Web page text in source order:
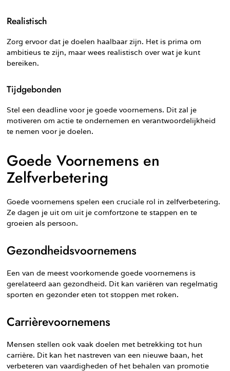
Realistisch
Zorg ervoor dat je doelen haalbaar zijn. Het is prima om
ambitieus te zijn, maar wees realistisch over wat je kunt
bereiken.
Tijdgebonden
Stel een deadline voor je goede voornemens. Dit zal je
motiveren om actie te ondernemen en verantwoordelijkheid
te nemen voor je doelen.
Goede Voornemens en
Zelfverbetering
Goede voornemens spelen een cruciale rol in zelfverbetering.
Ze dagen je uit om uit je comfortzone te stappen en te
groeien als persoon.
Gezondheidsvoornemens
Een van de meest voorkomende goede voornemens is
gerelateerd aan gezondheid. Dit kan variëren van regelmatig
sporten en gezonder eten tot stoppen met roken.
Carrièrevoornemens
Mensen stellen ook vaak doelen met betrekking tot hun
carrière. Dit kan het nastreven van een nieuwe baan, het
verbeteren van vaardigheden of het behalen van promotie